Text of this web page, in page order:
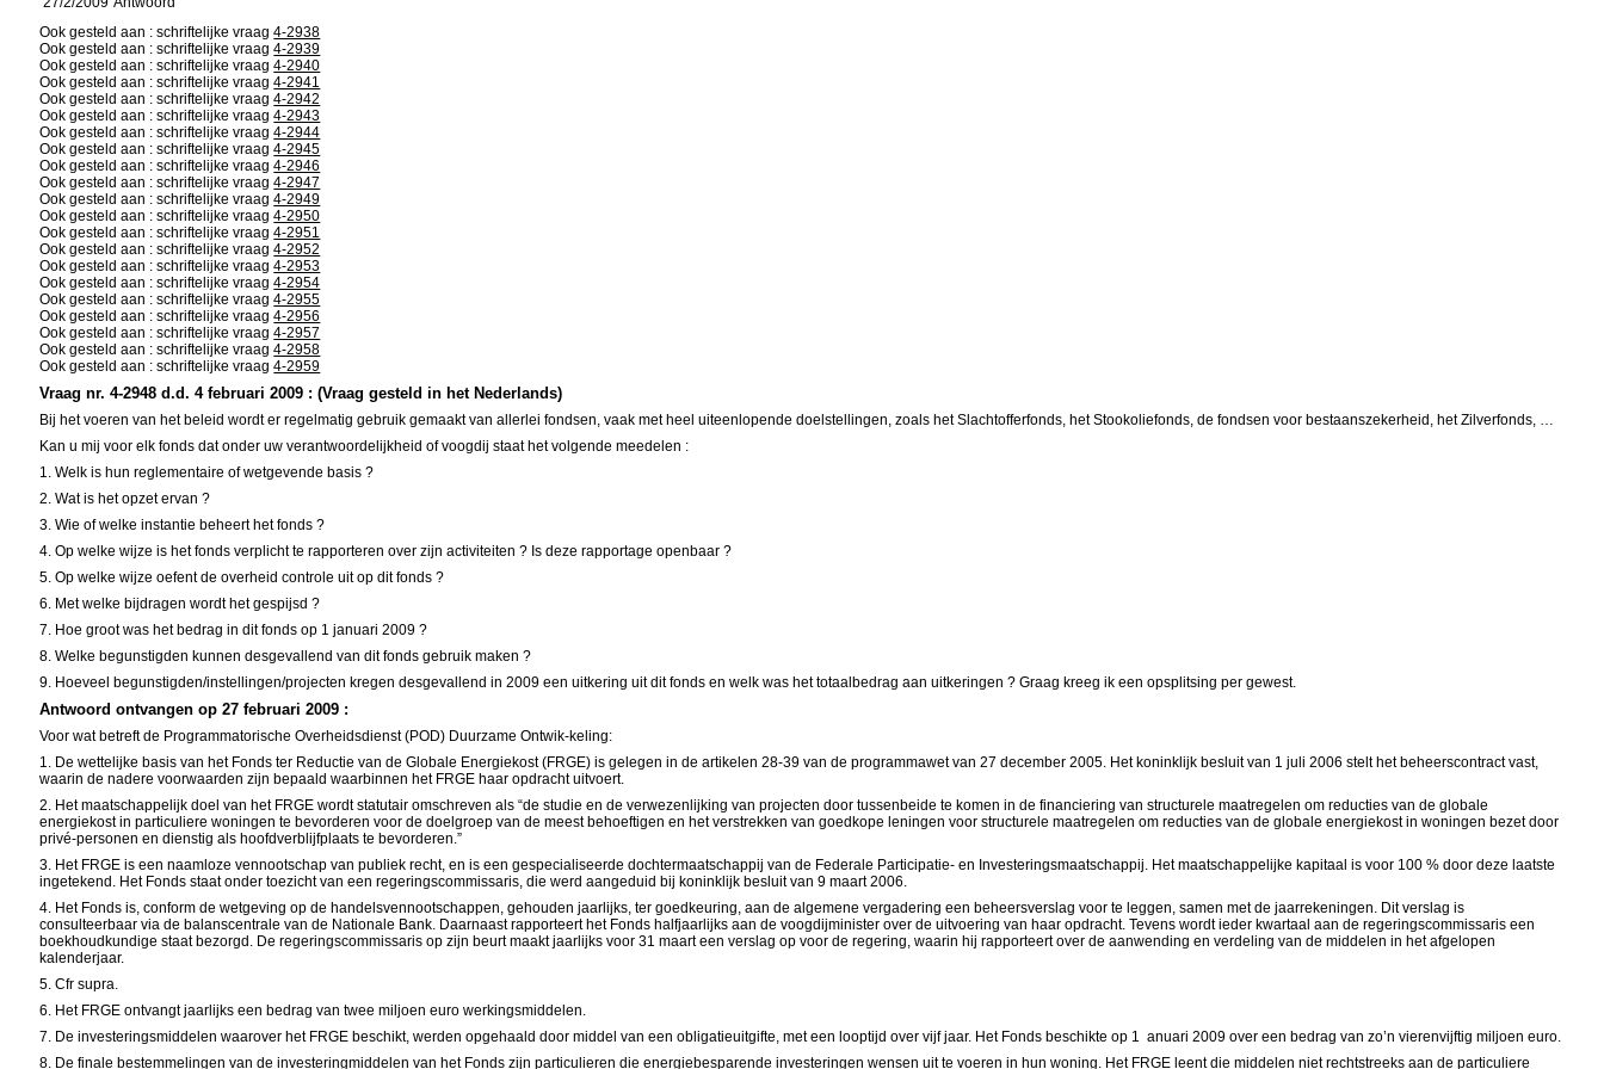
Ook gesteld aan : schriftelijke vraag4-2938
Ook gesteld aan : schriftelijke vraag4-2939
Ook gesteld aan : schriftelijke vraag4-2940
Ook gesteld aan : schriftelijke vraag4-2941
Ook gesteld aan : schriftelijke vraag4-2942
Ook gesteld aan : schriftelijke vraag4-2943
Ook gesteld aan : schriftelijke vraag4-2944
Ook gesteld aan : schriftelijke vraag4-2945
Ook gesteld aan : schriftelijke vraag4-2946
Ook gesteld aan : schriftelijke vraag4-2947
Ook gesteld aan : schriftelijke vraag4-2949
Ook gesteld aan : schriftelijke vraag4-2950
Ook gesteld aan : schriftelijke vraag4-2951
Ook gesteld aan : schriftelijke vraag4-2952
Ook gesteld aan : schriftelijke vraag4-2953
Ook gesteld aan : schriftelijke vraag4-2954
Ook gesteld aan : schriftelijke vraag4-2955
Ook gesteld aan : schriftelijke vraag4-2956
Ook gesteld aan : schriftelijke vraag4-2957
Ook gesteld aan : schriftelijke vraag4-2958
Ook gesteld aan : schriftelijke vraag4-2959
Vraag nr. 4-2948 d.d. 4 februari 2009 : (Vraag gesteld in het Nederlands)
Bij het voeren van het beleid wordt er regelmatig gebruik gemaakt van allerlei fondsen, vaak met heel uiteenlopende doelstellingen, zoals het Slachtofferfonds, het Stookoliefonds, de fondsen voor bestaanszekerheid, het Zilverfonds, …
Kan u mij voor elk fonds dat onder uw verantwoordelijkheid of voogdij staat het volgende meedelen :
1. Welk is hun reglementaire of wetgevende basis ?
2. Wat is het opzet ervan ?
3. Wie of welke instantie beheert het fonds ?
4. Op welke wijze is het fonds verplicht te rapporteren over zijn activiteiten ? Is deze rapportage openbaar ?
5. Op welke wijze oefent de overheid controle uit op dit fonds ?
6. Met welke bijdragen wordt het gespijsd ?
7. Hoe groot was het bedrag in dit fonds op 1 januari 2009 ?
8. Welke begunstigden kunnen desgevallend van dit fonds gebruik maken ?
9. Hoeveel begunstigden/instellingen/projecten kregen desgevallend in 2009 een uitkering uit dit fonds en welk was het totaalbedrag aan uitkeringen ? Graag kreeg ik een opsplitsing per gewest.
Antwoord ontvangen op 27 februari 2009 :
Voor wat betreft de Programmatorische Overheidsdienst (POD) Duurzame Ontwik-keling:
1. De wettelijke basis van het Fonds ter Reductie van de Globale Energiekost (FRGE) is gelegen in de artikelen 28-39 van de programmawet van 27 december 2005. Het koninklijk besluit van 1 juli 2006 stelt het beheerscontract vast,
waarin de nadere voorwaarden zijn bepaald waarbinnen het FRGE haar opdracht uitvoert.
2. Het maatschappelijk doel van het FRGE wordt statutair omschreven als “de studie en de verwezenlijking van projecten door tussenbeide te komen in de financiering van structurele maatregelen om reducties van de globale
energiekost in particuliere woningen te bevorderen voor de doelgroep van de meest behoeftigen en het verstrekken van goedkope leningen voor structurele maatregelen om reducties van de globale energiekost in woningen bezet door
privé-personen en dienstig als hoofdverblijfplaats te bevorderen.”
3. Het FRGE is een naamloze vennootschap van publiek recht, en is een gespecialiseerde dochtermaatschappij van de Federale Participatie- en Investeringsmaatschappij. Het maatschappelijke kapitaal is voor 100 % door deze laatste
ingetekend. Het Fonds staat onder toezicht van een regeringscommissaris, die werd aangeduid bij koninklijk besluit van 9 maart 2006.
4. Het Fonds is, conform de wetgeving op de handelsvennootschappen, gehouden jaarlijks, ter goedkeuring, aan de algemene vergadering een beheersverslag voor te leggen, samen met de jaarrekeningen. Dit verslag is
consulteerbaar via de balanscentrale van de Nationale Bank. Daarnaast rapporteert het Fonds halfjaarlijks aan de voogdijminister over de uitvoering van haar opdracht. Tevens wordt ieder kwartaal aan de regeringscommissaris een
boekhoudkundige staat bezorgd. De regeringscommissaris op zijn beurt maakt jaarlijks voor 31 maart een verslag op voor de regering, waarin hij rapporteert over de aanwending en verdeling van de middelen in het afgelopen
kalenderjaar.
5. Cfr supra.
6. Het FRGE ontvangt jaarlijks een bedrag van twee miljoen euro werkingsmiddelen.
7. De investeringsmiddelen waarover het FRGE beschikt, werden opgehaald door middel van een obligatieuitgifte, met een looptijd over vijf jaar. Het Fonds beschikte op 1 anuari 2009 over een bedrag van zo’n vierenvijftig miljoen euro.
8. De finale bestemmelingen van de investeringmiddelen van het Fonds zijn particulieren die energiebesparende investeringen wensen uit te voeren in hun woning. Het FRGE leent die middelen niet rechtstreeks aan de particuliere